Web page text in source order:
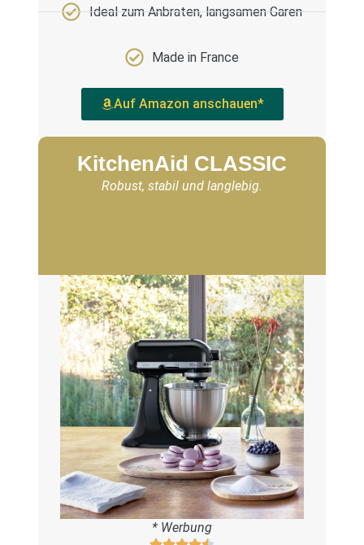
Ideal zum Anbraten, langsamen Garen
Made in France
Auf Amazon anschauen*
KitchenAid CLASSIC
Robust, stabil und langlebig.
* Werbung